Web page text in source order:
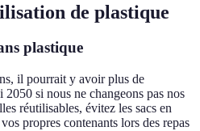
de plastique
plastique
il pourrait y avoir plus de
si nous ne changeons pas nos
réutilisables, évitez les sacs en
propres contenants lors des repas